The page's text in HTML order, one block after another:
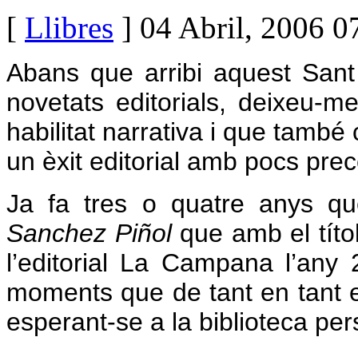
[ Llibres ] 04 Abril, 2006
Abans que arribi aquest
novetats editorials, deixeu-
habilitat narrativa i que
un èxit editorial amb pocs
Ja fa tres o quatre anys
Sanchez Piñol que amb el
l’editorial La Campana
moments que de tant en tant
esperant-se a la biblioteca